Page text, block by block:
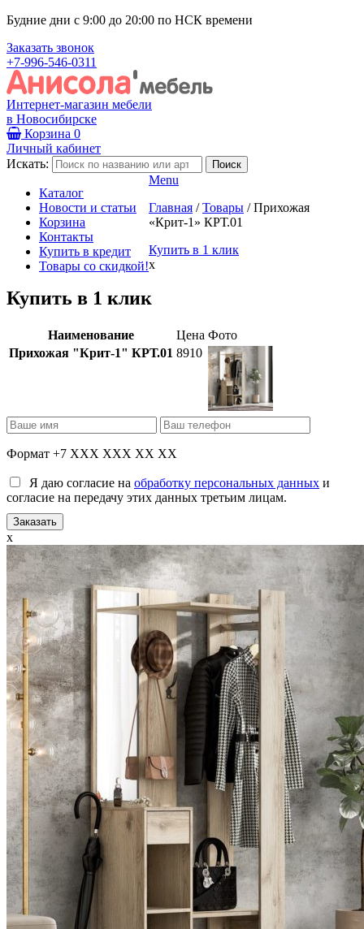
Будние дни с 9:00 до 20:00 по НСК времени
Заказать звонок
+7-996-546-0311
Интернет-магазин мебели
в Новосибирске
Корзина 0
Личный кабинет
Искать:
Каталог
Новости и статьи
Корзина
Контакты
Купить в кредит
Товары со скидкой!
Menu
Главная / Товары / Прихожая
«Крит-1» КРТ.01
Купить в 1 клик
x
Купить в 1 клик
Наименование Цена Фото
Прихожая "Крит-1" КРТ.01 8910
Формат +7 XXX XXX XX XX
Я даю согласие на обработку персональных данных и
согласие на передачу этих данных третьим лицам.
x